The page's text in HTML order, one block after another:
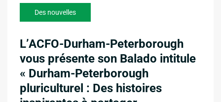
Des nouvelles
L’ACFO-Durham-Peterborough
vous présente son Balado intitule
« Durham-Peterborough
pluriculturel : Des histoires